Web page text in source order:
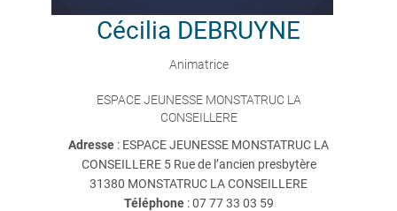
Cécilia DEBRUYNE
Animatrice
ESPACE JEUNESSE MONSTATRUC LA
CONSEILLERE
Adresse : ESPACE JEUNESSE MONSTATRUC LA
CONSEILLERE 5 Rue de l’ancien presbytère
31380 MONSTATRUC LA CONSEILLERE
Téléphone:07 77 33 03 59